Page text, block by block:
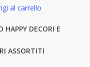
al carrello
HAPPY DECORI E
ASSORTITI